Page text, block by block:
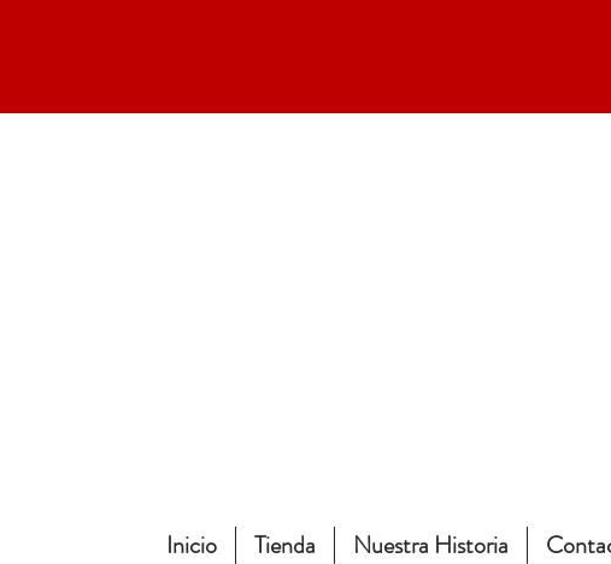
Inicio Tienda Nuestra Historia